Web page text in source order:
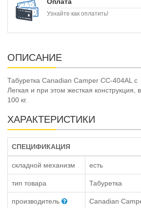
Оплата
Узнайте как оплатить!
ОПИСАНИЕ
Табуретка Canadian Camper СС-404AL
Легкая и при этом жесткая конструкция,
100 кг.
ХАРАКТЕРИСТИКИ
СПЕЦИФИКАЦИЯ
складной механизм есть
тип товара Табуретка
производитель Canadian